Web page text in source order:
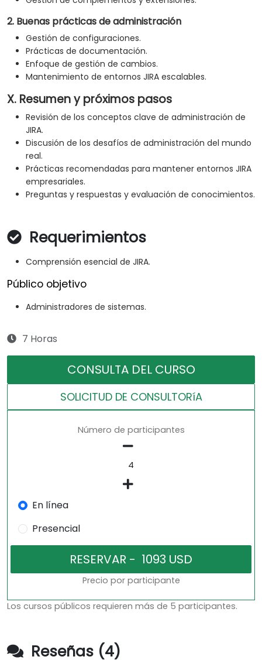
2. Buenas prácticas de administración
Gestión de configuraciones.
Prácticas de documentación.
Enfoque de gestión de cambios.
Mantenimiento de entornos JIRA escalables.
X. Resumen y próximos pasos
Revisión de los conceptos clave de administración de
JIRA.
Discusión de los desafíos de administración del mundo
real.
Prácticas recomendadas para mantener entornos JIRA
empresariales.
Preguntas y respuestas y evaluación de conocimientos.
Requerimientos
Comprensión esencial de JIRA.
Público objetivo
Administradores de sistemas.
7 Horas
CONSULTA DEL CURSO
SOLICITUD DE CONSULTORíA
Número de participantes
En línea
Presencial
Precio por participante
Los cursos públicos requieren más de 5 participantes.
Reseñas (4)